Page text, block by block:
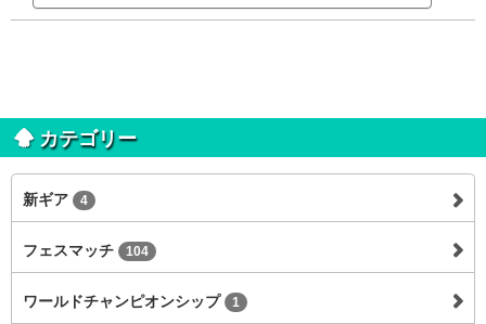
カテゴリー
新ギア 4
フェスマッチ 104
ワールドチャンピオンシップ 1